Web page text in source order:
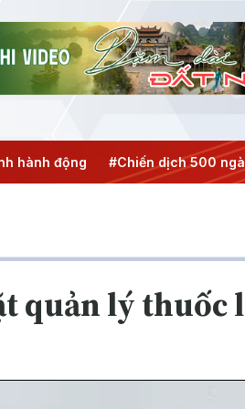
động #Chiến dịch 500 ngày đêm
quản lý thuốc